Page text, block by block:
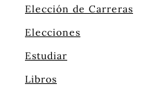
Elección de Carreras
Elecciones
Estudiar
Libros